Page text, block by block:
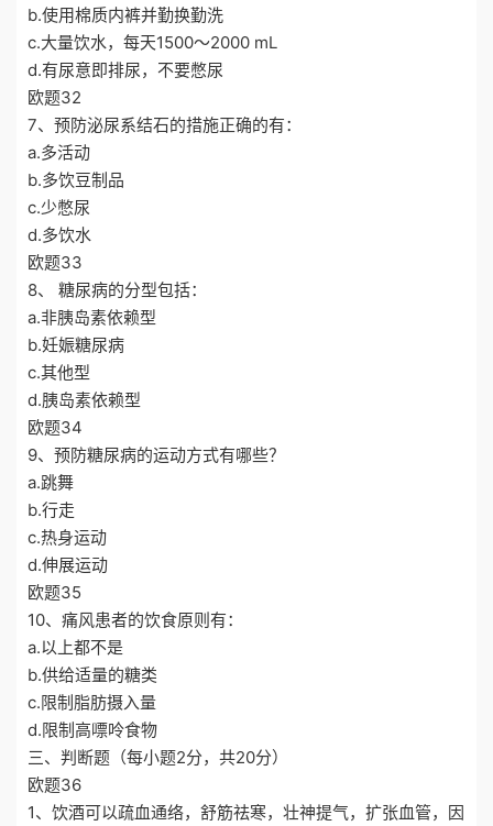
b.使用棉质内裤并勤换勤洗
c.大量饮水，每天1500～2000 mL
d.有尿意即排尿，不要憋尿
欧题32
7、预防泌尿系结石的措施正确的有：
a.多活动
b.多饮豆制品
c.少憋尿
d.多饮水
欧题33
8、 糖尿病的分型包括：
a.非胰岛素依赖型
b.妊娠糖尿病
c.其他型
d.胰岛素依赖型
欧题34
9、预防糖尿病的运动方式有哪些？
a.跳舞
b.行走
c.热身运动
d.伸展运动
欧题35
10、痛风患者的饮食原则有：
a.以上都不是
b.供给适量的糖类
c.限制脂肪摄入量
d.限制高嘌呤食物
三、判断题（每小题2分，共20分）
欧题36
1、饮酒可以疏血通络，舒筋祛寒，壮神提气，扩张血管，因